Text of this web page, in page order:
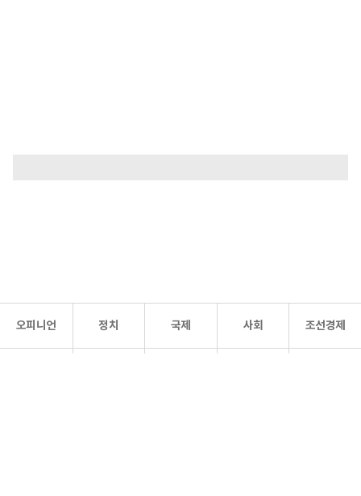
오피니언 정치 국제 사회 조선경제